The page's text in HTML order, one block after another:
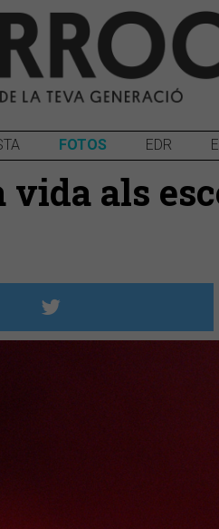
FOTOS EDR
vida als